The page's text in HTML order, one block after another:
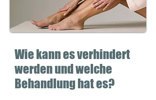
Wie kann es verhindert
werden und welche
Behandlung hat es?